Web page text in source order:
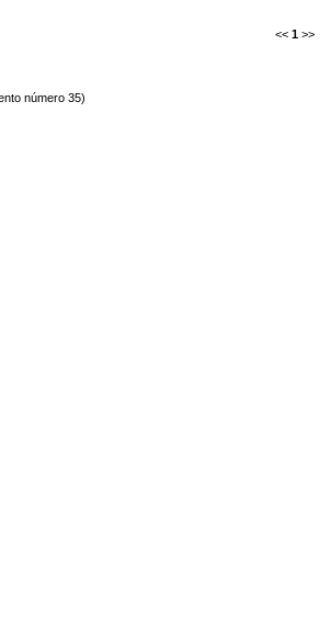
<< 1 >>
número 35)